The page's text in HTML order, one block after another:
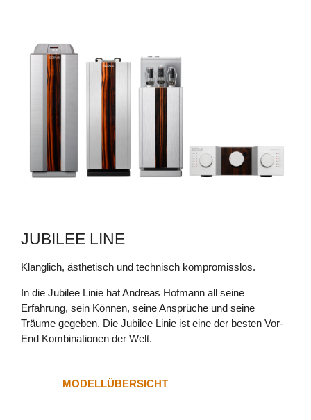
MRE 220 SE
Unerschütterlich und doch flexibel
MEHR ERFAHREN
JUBILEE LINE
Klanglich, ästhetisch und technisch kompromisslos.
In die Jubilee Linie hat Andreas Hofmann all seine
Erfahrung, sein Können, seine Ansprüche und seine
Träume gegeben. Die Jubilee Linie ist eine der besten Vor-
End Kombinationen der Welt.
MODELLÜBERSICHT